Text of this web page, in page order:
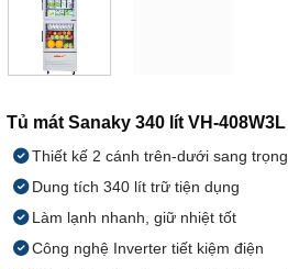
Tủ mát Sanaky 340 lít VH-408W3L
Thiết kế 2 cánh trên-dưới sang trọng
Dung tích 340 lít trữ tiện dụng
Làm lạnh nhanh, giữ nhiệt tốt
Công nghệ Inverter tiết kiệm điện